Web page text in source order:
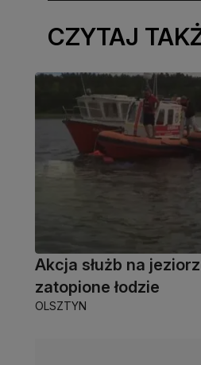
CZYTAJ
Akcja służb na
zatopione łodzie
OLSZTYN